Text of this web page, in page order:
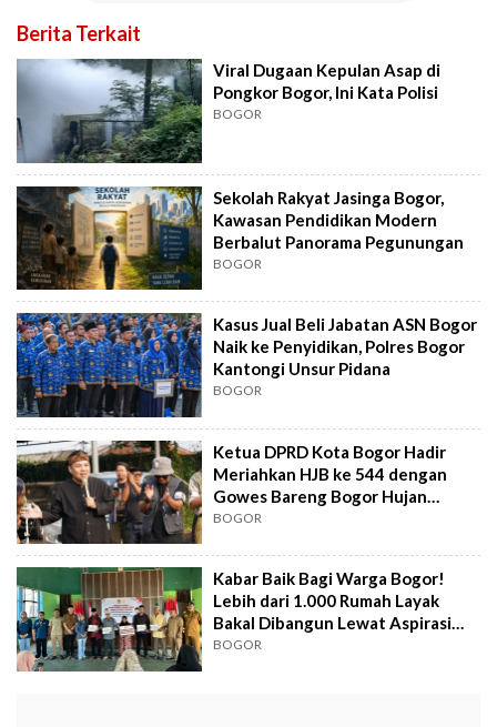
Berita Terkait
Viral Dugaan Kepulan Asap di
Pongkor Bogor, Ini Kata Polisi
BOGOR
Sekolah Rakyat Jasinga Bogor,
Kawasan Pendidikan Modern
Berbalut Panorama Pegunungan
BOGOR
Kasus Jual Beli Jabatan ASN Bogor
Naik ke Penyidikan, Polres Bogor
Kantongi Unsur Pidana
BOGOR
Ketua DPRD Kota Bogor Hadir
Meriahkan HJB ke 544 dengan
Gowes Bareng Bogor Hujan
Onthel
BOGOR
Kabar Baik Bagi Warga Bogor!
Lebih dari 1.000 Rumah Layak
Bakal Dibangun Lewat Aspirasi
Gerindra
BOGOR